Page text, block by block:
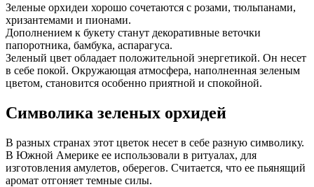
Зеленые орхидеи хорошо сочетаются с розами, тюльпанами,
хризантемами и пионами.
Дополнением к букету станут декоративные веточки
папоротника, бамбука, аспарагуса.
Зеленый цвет обладает положительной энергетикой. Он несет
в себе покой. Окружающая атмосфера, наполненная зеленым
цветом, становится особенно приятной и спокойной.
Символика зеленых орхидей
В разных странах этот цветок несет в себе разную символику.
В Южной Америке ее использовали в ритуалах, для
изготовления амулетов, оберегов. Считается, что ее пьянящий
аромат отгоняет темные силы.